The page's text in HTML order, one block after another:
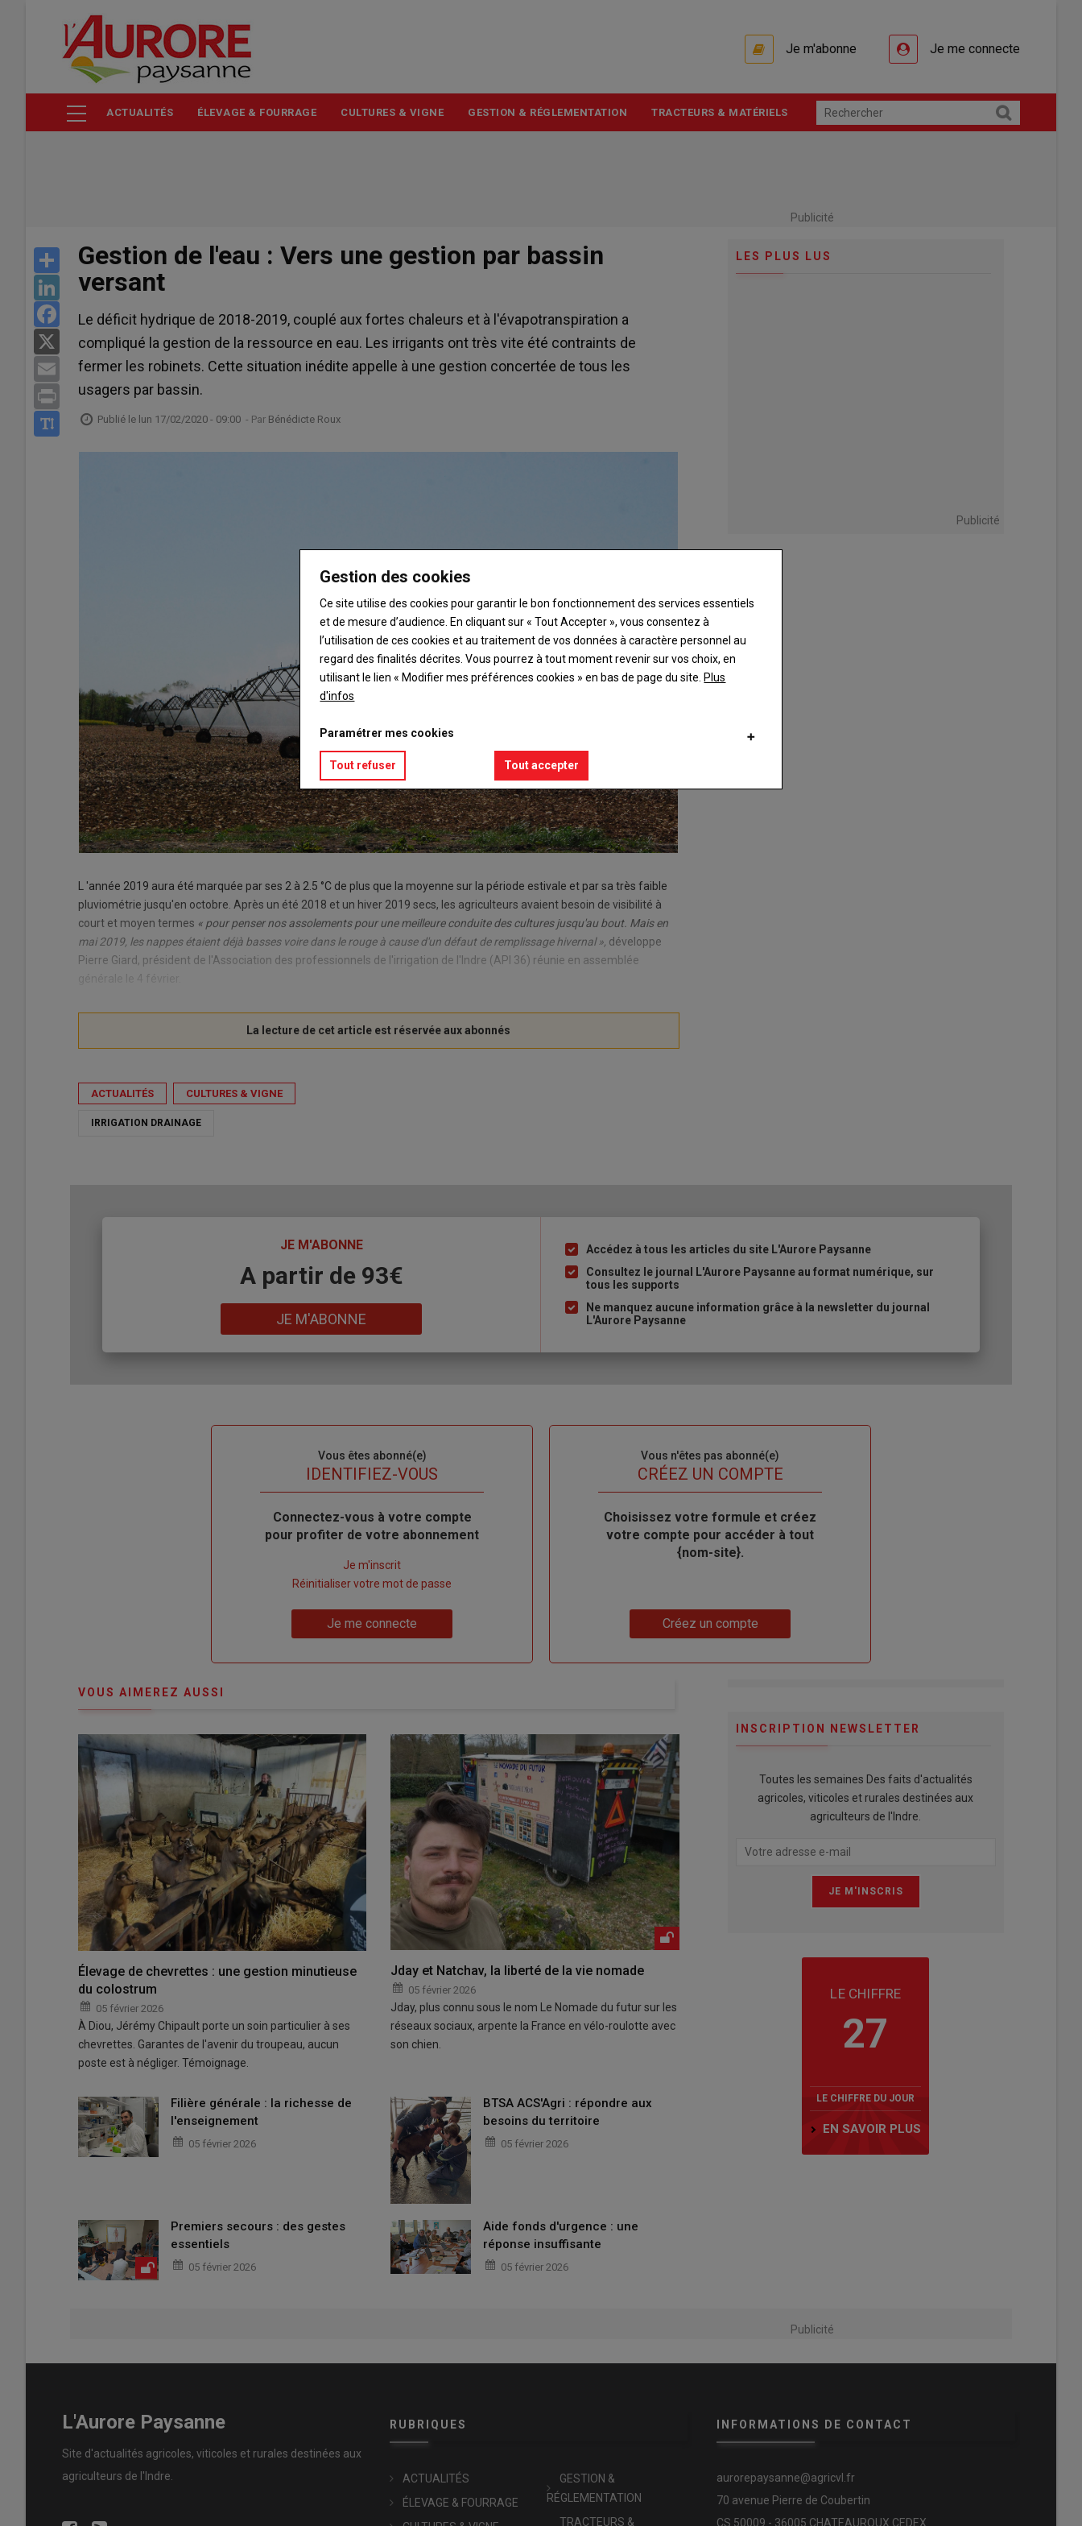
contenu
Je m'abonne Je me connecte
ACTUALITÉS ÉLEVAGE & FOURRAGE CULTURES & VIGNE GESTION & RÉGLEMENTATION TRACTEURS & MATÉRIELS
Publicité
Share
LinkedIn
Facebook
Email
Print
Gestion de l'eau : Vers une gestion par bassin
versant
Le déficit hydrique de 2018-2019, couplé aux fortes chaleurs et à l'évapotranspiration a
compliqué la gestion de la ressource en eau. Les irrigants ont très vite été contraints de
fermer les robinets. Cette situation inédite appelle à une gestion concertée de tous les
usagers par bassin.
Publié le lun 17/02/2020 - 09:00 - Par Bénédicte Roux
L 'année 2019 aura été marquée par ses 2 à 2.5 °C de plus que la moyenne sur la période estivale et par sa très faible
pluviométrie jusqu'en octobre. Après un été 2018 et un hiver 2019 secs, les agriculteurs avaient besoin de visibilité à
court et moyen termes « pour penser nos assolements pour une meilleure conduite des cultures jusqu'au bout. Mais en
mai 2019, les nappes étaient déjà basses voire dans le rouge à cause d'un défaut de remplissage hivernal », développe
Pierre Giard, président de l'Association des professionnels de l'irrigation de l'Indre (API 36) réunie en assemblée
générale le 4 février.
ACTUALITÉS CULTURES & VIGNE
IRRIGATION DRAINAGE
LES PLUS LUS
Publicité
JE M'ABONNE
A partir de 93€
JE M'ABONNE
Liste
à
puce
Accédez à tous les articles du site L'Aurore Paysanne
Consultez le journal L'Aurore Paysanne au format numérique, sur
tous les supports
Ne manquez aucune information grâce à la newsletter du journal
L'Aurore Paysanne
Vous êtes abonné(e)
IDENTIFIEZ-VOUS
Body
Connectez-vous à votre compte
pour profiter de votre abonnement
compte"
Je m'inscrit
Réinitialiser votre mot de passe
Je me connecte
Vous n'êtes pas abonné(e)
TITRECRÉEZ UN COMPTE
Body
Choisissez votre formule et créez
votre compte pour accéder à tout
{nom-site}.
Créez un compte
VOUS AIMEREZ AUSSI
Élevage de chevrettes : une gestion minutieuse
du colostrum
05 février 2026
À Diou, Jérémy Chipault porte un soin particulier à ses
chevrettes. Garantes de l'avenir du troupeau, aucun
poste est à négliger. Témoignage.
Jday et Natchav, la liberté de la vie nomade
05 février 2026
Jday, plus connu sous le nom Le Nomade du futur sur les
réseaux sociaux, arpente la France en vélo-roulotte avec
son chien.
Filière générale : la richesse de
l'enseignement
05 février 2026
BTSA ACS'Agri : répondre aux
besoins du territoire
05 février 2026
Premiers secours : des gestes
essentiels
05 février 2026
Aide fonds d'urgence : une
réponse insuffisante
05 février 2026
INSCRIPTION NEWSLETTER
Toutes les semaines Des faits d'actualités
agricoles, viticoles et rurales destinées aux
agriculteurs de l'Indre.
LE CHIFFRE
27
LE CHIFFRE DU JOUR
EN SAVOIR PLUS
Publicité
L'Aurore Paysanne
Site d'actualités agricoles, viticoles et rurales destinées aux
agriculteurs de l'Indre.
RUBRIQUES
ACTUALITÉS
ÉLEVAGE & FOURRAGE
GESTION &
RÉGLEMENTATION
TRACTEURS &
INFORMATIONS DE CONTACT
aurorepaysanne@agricvl.fr
70 avenue Pierre de Coubertin
CS 50009 - 36005 CHATEAUROUX CEDEX
Gestion des cookies
Ce site utilise des cookies pour garantir le bon fonctionnement des services essentiels
et de mesure d’audience. En cliquant sur « Tout Accepter », vous consentez à
l’utilisation de ces cookies et au traitement de vos données à caractère personnel au
regard des finalités décrites. Vous pourrez à tout moment revenir sur vos choix, en
utilisant le lien « Modifier mes préférences cookies » en bas de page du site. Plus
d'infos
Paramétrer mes cookies
Tout refuser Tout accepter